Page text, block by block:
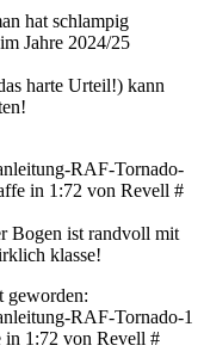
hat schlampig
Jahre 2024/25
harte Urteil!) kann
Bogen ist randvoll mit
klasse!
geworden: